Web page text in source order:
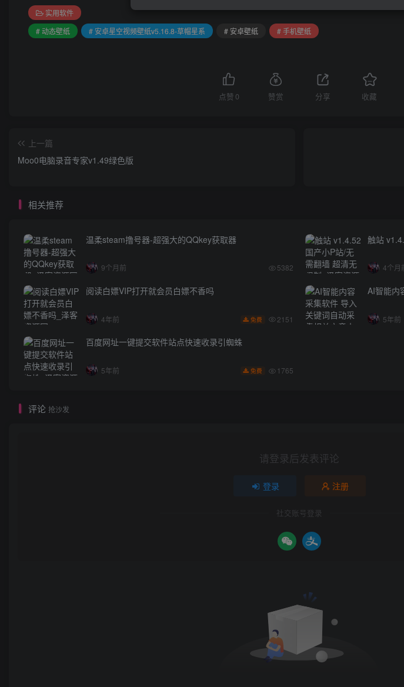
实用软件
# 动态壁纸
# 安卓星空视频壁纸v5.16.8-草帽星系 # 安卓壁纸 # 手机壁纸
点赞 0 赞赏 分享 收藏
上一篇
Moo0电脑录音专家v1.49绿色版
相关推荐
温柔steam撸号器-超强大的QQkey获取器
9个月前 5382
触站
4个月
阅读白嫖VIP打开就会员白嫖不香吗
4年前 免费 2151
AI智能内
5年前
百度网址一键提交软件站点快速收录引蜘蛛
5年前 免费 1765
评论 抢沙发
请登录后发表评论
登录 注册
社交账号登录